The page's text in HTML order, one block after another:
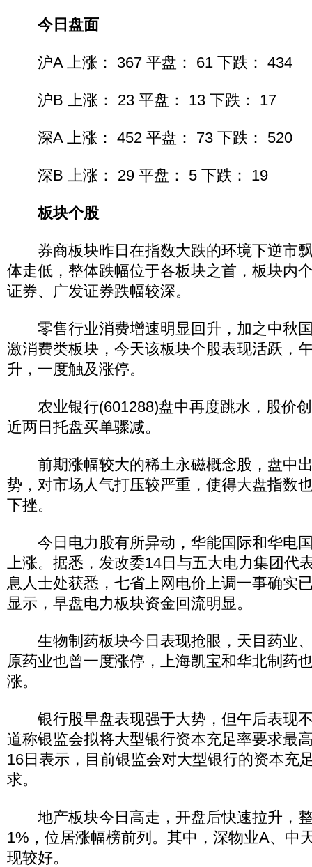
今日盘面
沪A 上涨： 367 平盘： 61 下跌： 434
沪B 上涨： 23 平盘： 13 下跌： 17
深A 上涨： 452 平盘： 73 下跌： 520
深B 上涨： 29 平盘： 5 下跌： 19
板块个股
券商板块昨日在指数大跌的环境下逆市
体走低，整体跌幅位于各板块之首，板块内
证券、广发证券跌幅较深。
零售行业消费增速明显回升，加之中秋
激消费类板块，今天该板块个股表现活跃，
升，一度触及涨停。
农业银行(601288)盘中再度跳水，股价创
近两日托盘买单骤减。
前期涨幅较大的稀土永磁概念股，盘中
势，对市场人气打压较严重，使得大盘指数
下挫。
今日电力股有所异动，华能国际和华电
上涨。据悉，发改委14日与五大电力集团代
息人士处获悉，七省上网电价上调一事确实
显示，早盘电力板块资金回流明显。
生物制药板块今日表现抢眼，天目药业
原药业也曾一度涨停，上海凯宝和华北制药
涨。
银行股早盘表现强于大势，但午后表现
道称银监会拟将大型银行资本充足率要求最
16日表示，目前银监会对大型银行的资本充
求。
地产板块今日高走，开盘后快速拉升，
1%，位居涨幅榜前列。其中，深物业A、中
现较好。